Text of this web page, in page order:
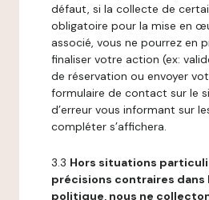
défaut, si la collecte de
obligatoire pour la mise en
associé, vous ne pourrez en
finaliser votre action (ex:
de réservation ou envoyer
formulaire de contact sur le
d’erreur vous informant sur
compléter s’affichera.
3.3 Hors situations
précisions contraires dans
politique, nous ne